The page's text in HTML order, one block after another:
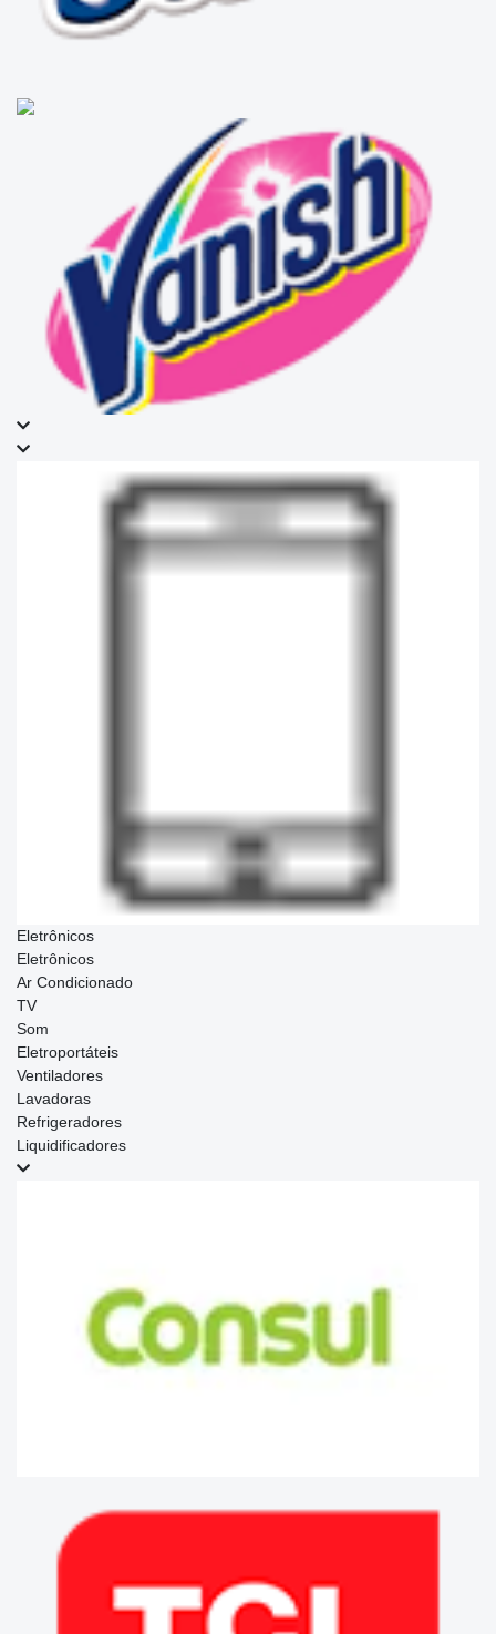
Eletrônicos
Eletrônicos
Ar Condicionado
TV
Som
Eletroportáteis
Ventiladores
Lavadoras
Refrigeradores
Liquidificadores